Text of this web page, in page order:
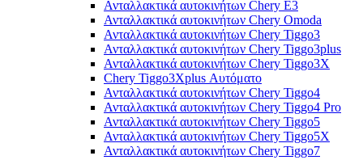
Ανταλλακτικά αυτοκινήτων Chery E3
Ανταλλακτικά αυτοκινήτων Chery Omoda
Ανταλλακτικά αυτοκινήτων Chery Tiggo3
Ανταλλακτικά αυτοκινήτων Chery Tiggo3plus
Ανταλλακτικά αυτοκινήτων Chery Tiggo3X
Chery Tiggo3Xplus Αυτόματο
Ανταλλακτικά αυτοκινήτων Chery Tiggo4
Ανταλλακτικά αυτοκινήτων Chery Tiggo4 Pro
Ανταλλακτικά αυτοκινήτων Chery Tiggo5
Ανταλλακτικά αυτοκινήτων Chery Tiggo5X
Ανταλλακτικά αυτοκινήτων Chery Tiggo7